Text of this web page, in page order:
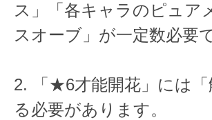
ス」「各キャラのピュア
スオーブ」が一定数必要
2. 「★6才能開花」には
る必要があります。